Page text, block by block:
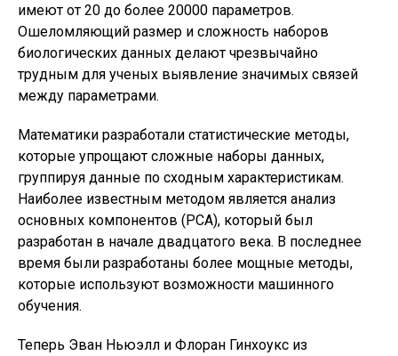
имеют от 20 до более 20000 параметров.
Ошеломляющий размер и сложность наборов
биологических данных делают чрезвычайно
трудным для ученых выявление значимых связей
между параметрами.
Математики разработали статистические методы,
которые упрощают сложные наборы данных,
группируя данные по сходным характеристикам.
Наиболее известным методом является анализ
основных компонентов (PCA), который был
разработан в начале двадцатого века. В последнее
время были разработаны более мощные методы,
которые используют возможности машинного
обучения.
Теперь Эван Ньюэлл и Флоран Гинхоукс из